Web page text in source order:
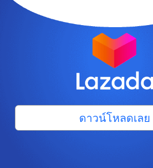
ดาวน์โหลดเลย